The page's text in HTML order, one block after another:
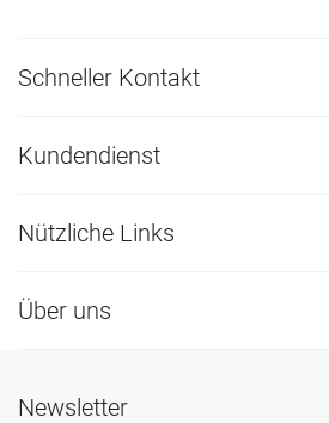
Schneller Kontakt
Kundendienst
Nützliche Links
Über uns
Newsletter